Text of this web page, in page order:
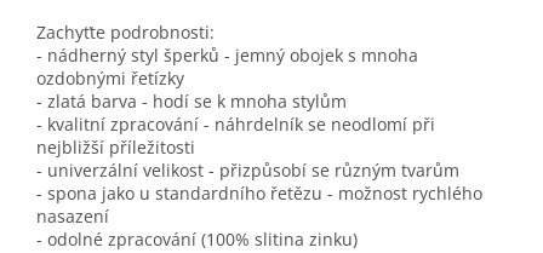
Zachyťte podrobnosti:
- nádherný styl šperků - jemný obojek s mnoha
ozdobnými řetízky
- zlatá barva - hodí se k mnoha stylům
- kvalitní zpracování - náhrdelník se neodlomí při
nejbližší příležitosti
- univerzální velikost - přizpůsobí se různým tvarům
- spona jako u standardního řetězu - možnost rychlého
nasazení
- odolné zpracování (100% slitina zinku)